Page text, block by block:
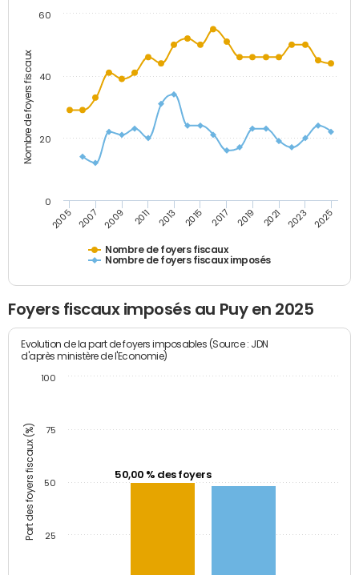
Nombre de foyers fiscaux
Nombre de foyers fiscaux
Nombre de foyers fiscaux imposés
2005 2007 2009 2011 2013 2015 2017 2019 2021 2023 2025
0
20
40
60
Foyers fiscaux imposés au Puy en 2025
Part des foyers fiscaux (%)
Evolution de la part de foyers imposables (Source : JDN
d'après ministère de l'Economie)
50,00 % des foyers
25
50
75
100